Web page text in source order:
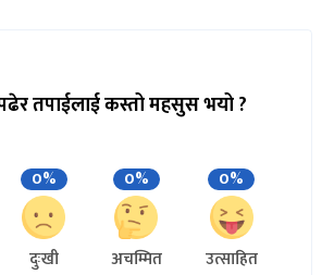
तपाईलाई कस्तो महसुस भयो ?
0%
दुःखी
0%
अचम्मित
0%
उत्साहित